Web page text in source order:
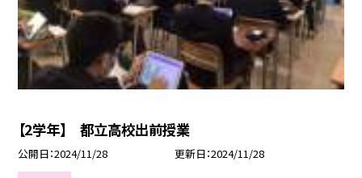
【2学年】 都立高校出前授業
公開日 2024/11/28 更新日 2024/11/28